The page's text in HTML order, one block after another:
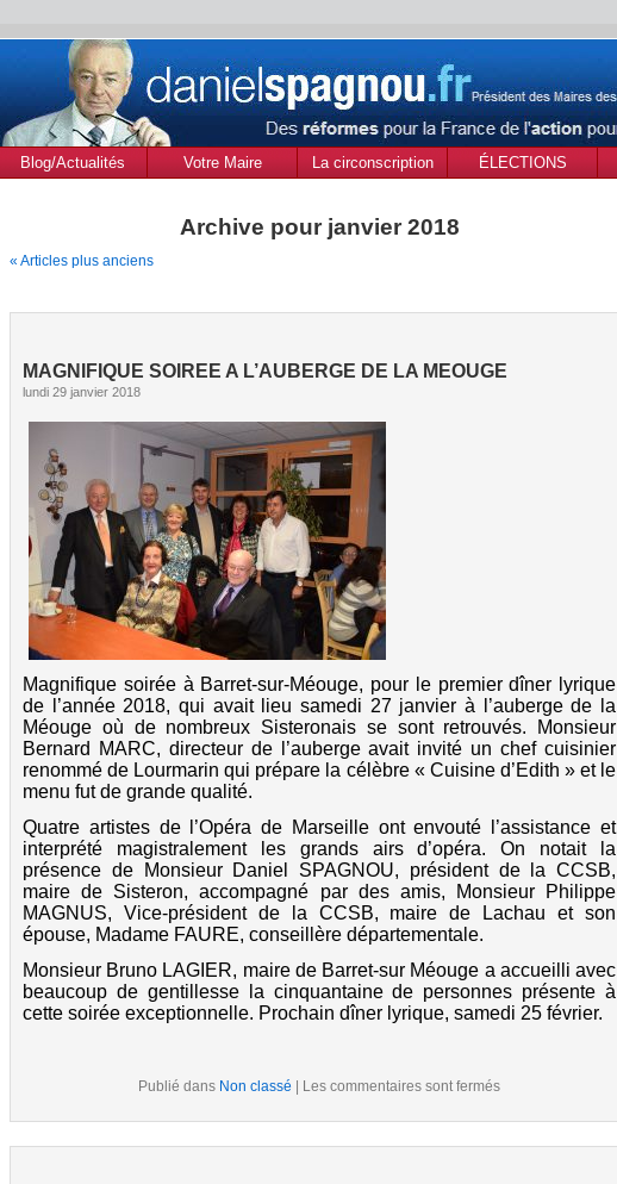
Blog/Actualités Votre Maire
La circonscription
Provence
ÉLECTIONS
Archive pour janvier 2018
« Articles plus anciens
MAGNIFIQUE SOIREE A L’AUBERGE DE LA MEOUGE
lundi 29 janvier 2018
Magnifique soirée à Barret-sur-Méouge, pour le premier dîner lyrique
de l’année 2018, qui avait lieu samedi 27 janvier à l’auberge de la
Méouge où de nombreux Sisteronais se sont retrouvés. Monsieur
Bernard MARC, directeur de l’auberge avait invité un chef cuisinier
renommé de Lourmarin qui prépare la célèbre « Cuisine d’Edith » et le
menu fut de grande qualité.
Quatre artistes de l’Opéra de Marseille ont envouté l’assistance et
interprété magistralement les grands airs d’opéra. On notait la
présence de Monsieur Daniel SPAGNOU, président de la CCSB,
maire de Sisteron, accompagné par des amis, Monsieur Philippe
MAGNUS, Vice-président de la CCSB, maire de Lachau et son
épouse, Madame FAURE, conseillère départementale.
Monsieur Bruno LAGIER, maire de Barret-sur Méouge a accueilli avec
beaucoup de gentillesse la cinquantaine de personnes présente à
cette soirée exceptionnelle. Prochain dîner lyrique, samedi 25 février.
Publié dans Non classé Les commentaires sont fermés